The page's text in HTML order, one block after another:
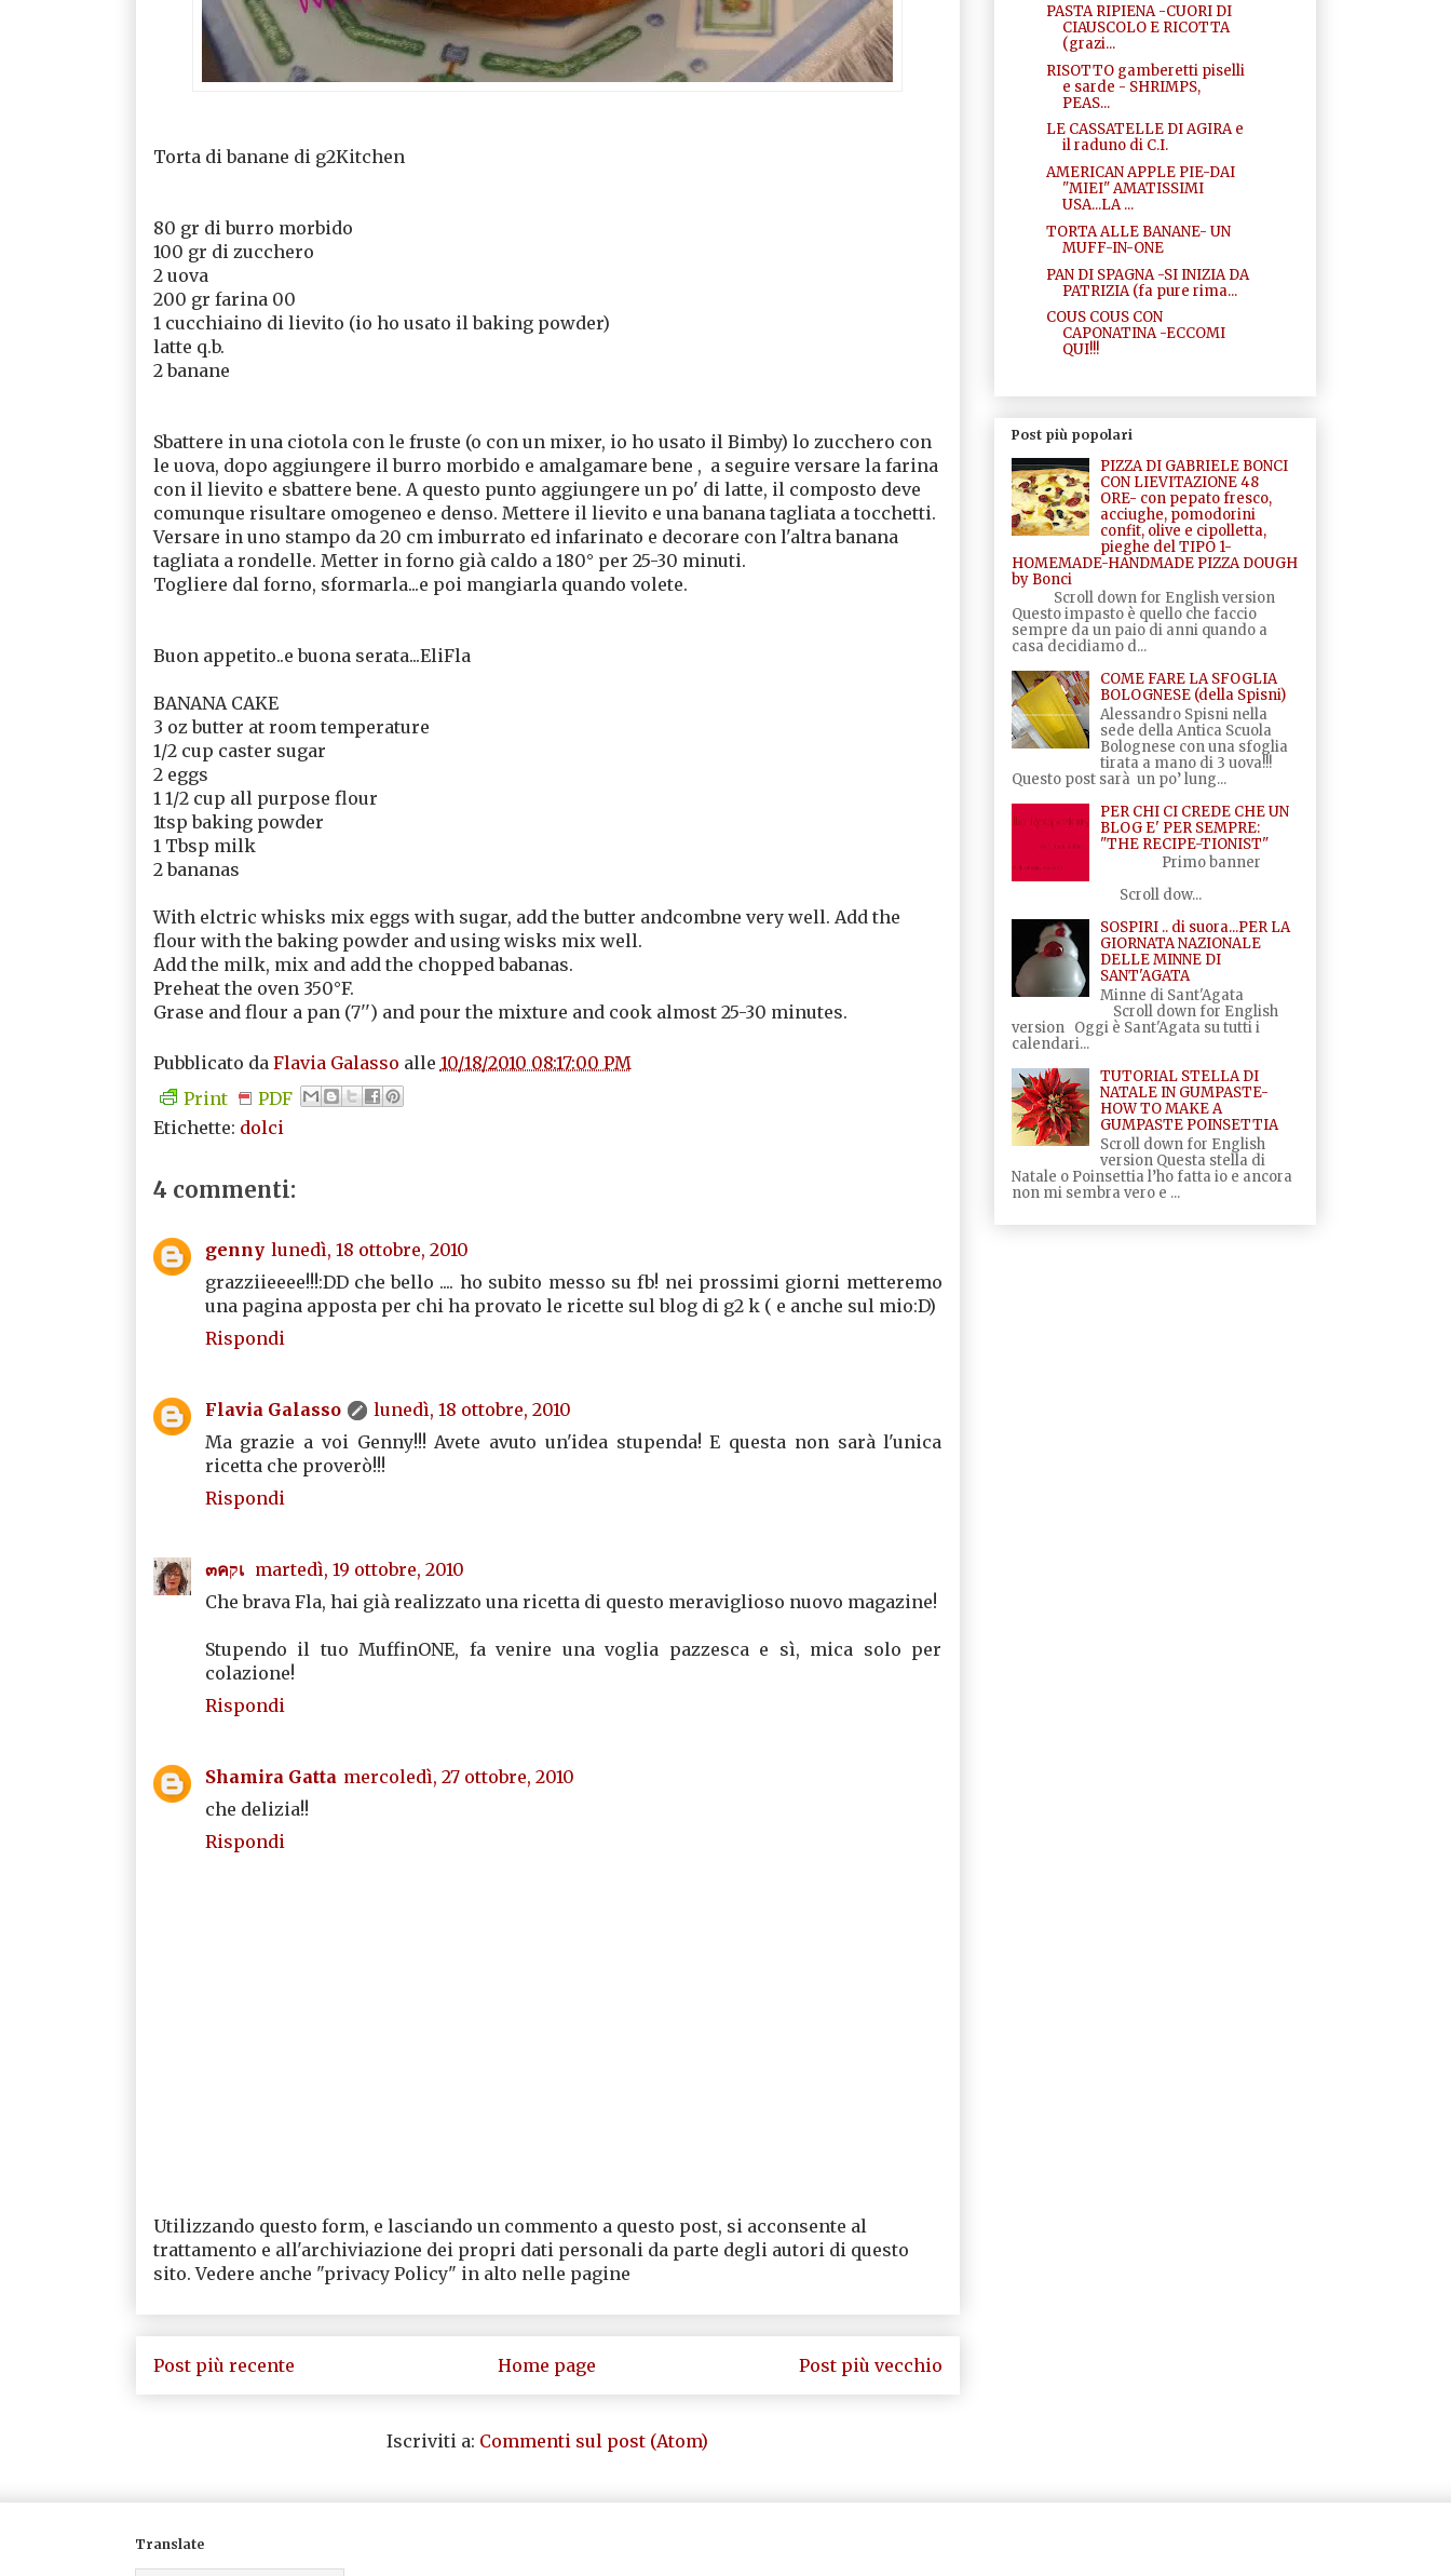
Torta di banane di g2Kitchen
80 gr di burro morbido
100 gr di zucchero
2 uova
200 gr farina 00
1 cucchiaino di lievito (io ho usato il baking powder)
latte q.b.
2 banane
Sbattere in una ciotola con le fruste (o con un mixer, io ho usato il Bimby) lo zucchero con
le uova, dopo aggiungere il burro morbido e amalgamare bene , a seguire versare la farina
con il lievito e sbattere bene. A questo punto aggiungere un po' di latte, il composto deve
comunque risultare omogeneo e denso. Mettere il lievito e una banana tagliata a tocchetti.
Versare in uno stampo da 20 cm imburrato ed infarinato e decorare con l'altra banana
tagliata a rondelle. Metter in forno già caldo a 180° per 25-30 minuti.
Togliere dal forno, sformarla...e poi mangiarla quando volete.
Buon appetito..e buona serata...EliFla
BANANA CAKE
3 oz butter at room temperature
1/2 cup caster sugar
2 eggs
1 1/2 cup all purpose flour
1tsp baking powder
1 Tbsp milk
2 bananas
With elctric whisks mix eggs with sugar, add the butter andcombne very well. Add the
flour with the baking powder and using wisks mix well.
Add the milk, mix and add the chopped babanas.
Preheat the oven 350°F.
Grase and flour a pan (7'') and pour the mixture and cook almost 25-30 minutes.
Pubblicato da Flavia Galasso alle 10/18/2010 08:17:00 PM
Print
PDF
Etichette: dolci
4 commenti:
genny lunedì, 18 ottobre, 2010
grazziieeee!!!:DD che bello .... ho subito messo su fb! nei prossimi giorni metteremo
una pagina apposta per chi ha provato le ricette sul blog di g2 k ( e anche sul mio:D)
Rispondi
Flavia Galasso
lunedì, 18 ottobre, 2010
Ma grazie a voi Genny!!! Avete avuto un'idea stupenda! E questa non sarà l'unica
ricetta che proverò!!!
Rispondi
๓คקเ martedì, 19 ottobre, 2010
Che brava Fla, hai già realizzato una ricetta di questo meraviglioso nuovo magazine!
Stupendo il tuo MuffinONE, fa venire una voglia pazzesca e sì, mica solo per
colazione!
Rispondi
Shamira Gatta mercoledì, 27 ottobre, 2010
che delizia!!
Rispondi
Utilizzando questo form, e lasciando un commento a questo post, si acconsente al
trattamento e all'archiviazione dei propri dati personali da parte degli autori di questo
sito. Vedere anche "privacy Policy" in alto nelle pagine
Post più recente Post più vecchio
Home page
Iscriviti a: Commenti sul post (Atom)
PASTA RIPIENA -CUORI DI
CIAUSCOLO E RICOTTA
(grazi...
RISOTTO gamberetti piselli
e sarde - SHRIMPS,
PEAS...
LE CASSATELLE DI AGIRA e
il raduno di C.I.
AMERICAN APPLE PIE-DAI
"MIEI" AMATISSIMI
USA...LA ...
TORTA ALLE BANANE- UN
MUFF-IN-ONE
PAN DI SPAGNA -SI INIZIA DA
PATRIZIA (fa pure rima...
COUS COUS CON
CAPONATINA -ECCOMI
QUI!!!
Post più popolari
PIZZA DI GABRIELE BONCI
CON LIEVITAZIONE 48
ORE- con pepato fresco,
acciughe, pomodorini
confit, olive e cipolletta,
pieghe del TIPO 1-
HOMEMADE-HANDMADE PIZZA DOUGH
by Bonci
Scroll down for English version
Questo impasto è quello che faccio
sempre da un paio di anni quando a
casa decidiamo d...
COME FARE LA SFOGLIA
BOLOGNESE (della Spisni)
Alessandro Spisni nella
sede della Antica Scuola
Bolognese con una sfoglia
tirata a mano di 3 uova!!!
Questo post sarà un po’ lung...
PER CHI CI CREDE CHE UN
BLOG E' PER SEMPRE:
"THE RECIPE-TIONIST"
Primo banner
Scroll dow...
SOSPIRI .. di suora...PER LA
GIORNATA NAZIONALE
DELLE MINNE DI
SANT'AGATA
Minne di Sant'Agata
Scroll down for English
version Oggi è Sant'Agata su tutti i
calendari...
TUTORIAL STELLA DI
NATALE IN GUMPASTE-
HOW TO MAKE A
GUMPASTE POINSETTIA
Scroll down for English
version Questa stella di
Natale o Poinsettia l’ho fatta io e ancora
non mi sembra vero e ...
Translate